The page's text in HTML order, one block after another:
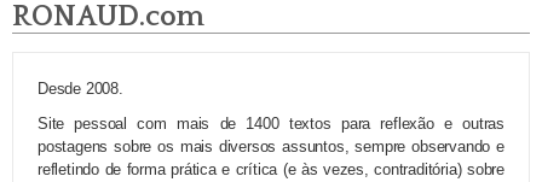
RONAUD.com
Desde 2008.
Site pessoal com mais de 1400 textos para reflexão e outras
postagens sobre os mais diversos assuntos, sempre observando e
refletindo de forma prática e crítica (e às vezes, contraditória) sobre